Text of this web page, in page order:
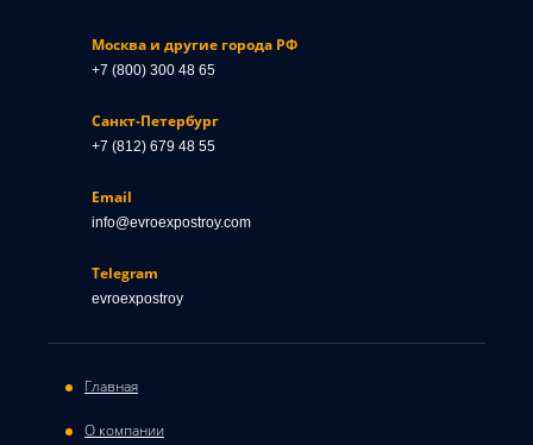
Москва и другие города РФ
+7 (800) 300 48 65
Санкт-Петербург
+7 (812) 679 48 55
Email
info@evroexpostroy.com
Telegram
evroexpostroy
Главная
О компании